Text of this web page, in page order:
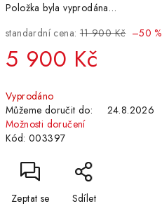
Položka byla vyprodána…
standardní cena: 11 900 Kč –50 %
5 900 Kč
cena:
Vyprodáno
Můžeme doručit do:
24.8.2026
Možnosti doručení
Kód: 003397
Zeptat se Sdílet